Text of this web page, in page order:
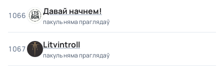
1066 Давай начнем!
пакуль няма праглядаў
1067 Litvintroll
пакуль няма праглядаў